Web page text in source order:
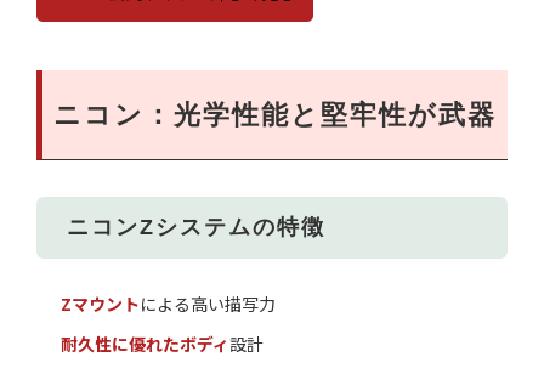
ニコン：光学性能と堅牢性が武器
ニコンZシステムの特徴
Zマウントによる高い描写力
耐久性に優れたボディ設計